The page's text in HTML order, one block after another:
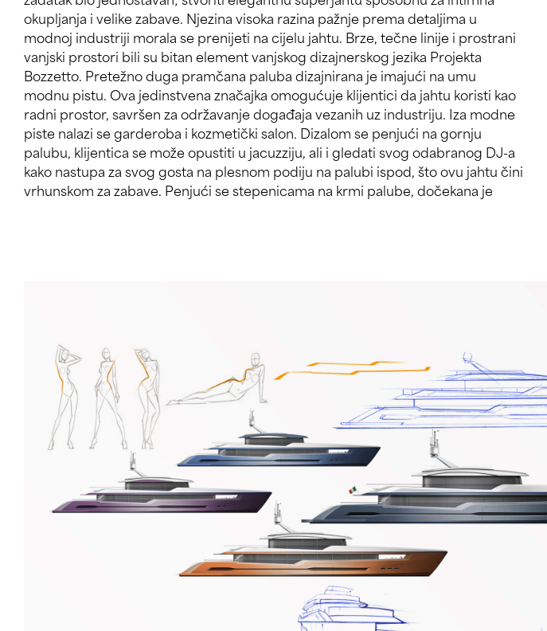
okupljanja i velike zabave. Njezina visoka razina pažnje prema detaljima u
modnoj industriji morala se prenijeti na cijelu jahtu. Brze, tečne linije i prostrani
vanjski prostori bili su bitan element vanjskog dizajnerskog jezika Projekta
Bozzetto. Pretežno duga pramčana paluba dizajnirana je imajući na umu
modnu pistu. Ova jedinstvena značajka omogućuje klijentici da jahtu koristi kao
radni prostor, savršen za održavanje događaja vezanih uz industriju. Iza modne
piste nalazi se garderoba i kozmetički salon. Dizalom se penjući na gornju
palubu, klijentica se može opustiti u jacuzziju, ali i gledati svog odabranog DJ-a
kako nastupa za svog gosta na plesnom podiju na palubi ispod, što ovu jahtu čini
vrhunskom za zabave. Penjući se stepenicama na krmi palube, dočekana je
vrata, nalazi se zabavan, neformalni salon koji ujedno služi i kao kino za intimnija
druženja koja je klijentica željela. Spuštajući se stepenicama do palube za
opuštanje, dočekan je veliki središnji beach club. Želja klijentice da provodi
puno vremena blizu mora učinila je beach club bitnim elementom općeg
uređenja. Postavljanjem na mjesto gdje bi se nalazili tradicionalni gostinjski
apartmani, beach club bi mogao biti veličine jahte, 40 metara duži. Sklopivi
balkoni s lijeve i desne strane omogućuju jednostavan pristup vodi. Središnji
prolaz kroz strojarnicu povezuje beach club s apartmanom za opuštanje, gdje
klijentica i njezini gosti mogu uživati u sauni, parnoj sobi i masaži. Projekt